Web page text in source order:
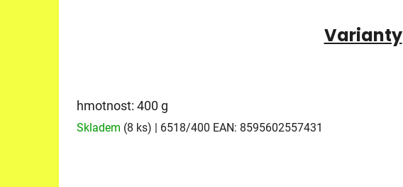
Varianty
hmotnost: 400 g
Skladem (8 ks) | 6518/400 EAN: 8595602557431